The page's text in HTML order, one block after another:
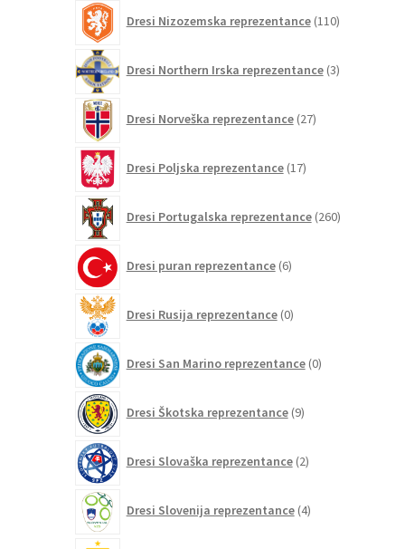
Dresi Nizozemska reprezentance 110izdelkov
Dresi Northern Irska reprezentance 3izdelki
Dresi Norveška reprezentance 27izdelkov
Dresi Poljska reprezentance 17izdelkov
Dresi Portugalska reprezentance 260izdelkov
Dresi puran reprezentance 6izdelkov
Dresi Rusija reprezentance 0izdelkov
Dresi San Marino reprezentance 0izdelkov
Dresi Škotska reprezentance 9izdelkov
Dresi Slovaška reprezentance 2izdelka
Dresi Slovenija reprezentance 4izdelki